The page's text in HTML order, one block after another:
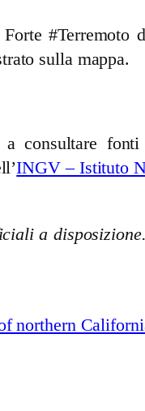
#Terremoto
sulla mappa.
consultare
INGV – Istituto
a
northern